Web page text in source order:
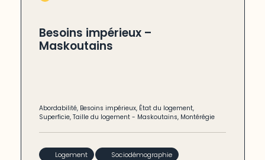
Besoins impérieux –
Maskoutains
Abordabilité, Besoins impérieux, État du logement,
Superficie,Taille du logement - Maskoutains, Montérégie
Logement Sociodémographie